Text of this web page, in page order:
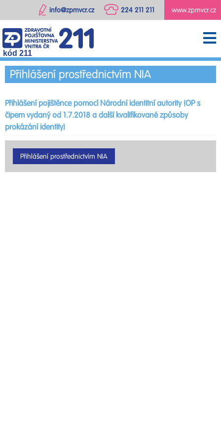
www.zpmvcr.cz
224 211 211
info@zpmvcr.cz
kód 211
Přihlášení prostřednictvím NIA
Přihlášení pojištěnce pomocí Národní identitní autority (OP s
čipem vydaný od 1.7.2018 a další kvalifikované způsoby
prokázání identity)